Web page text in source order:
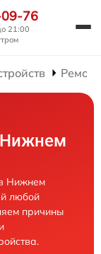
76
21:00
Нижнем
Нижнем
любой
причины